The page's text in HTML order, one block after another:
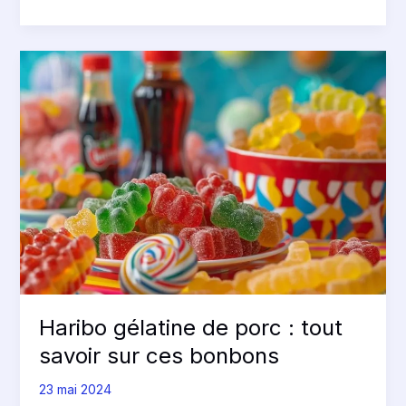
Haribo gélatine de porc : tout
savoir sur ces bonbons
23 mai 2024
Haribo
gélatine
de
porc
:
tout
savoir
sur
ces
bonbons